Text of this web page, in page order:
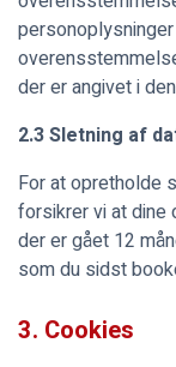
der er angivet i
2.3 Sletning af
For at opretholde
forsikrer vi at
der er gået 12
som du sidst
3. Cookies